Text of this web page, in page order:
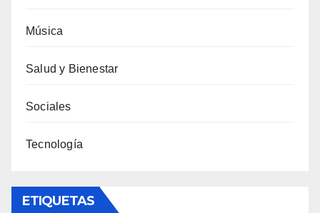
Música
Salud y Bienestar
Sociales
Tecnología
ETIQUETAS